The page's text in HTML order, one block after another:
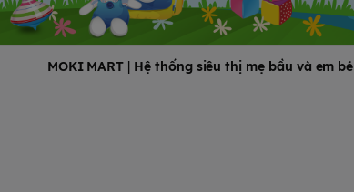
đầy hơi.
tạo cảm giác như đang bú
MOKI MART | Hệ thống siêu thị mẹ bầu và em bé